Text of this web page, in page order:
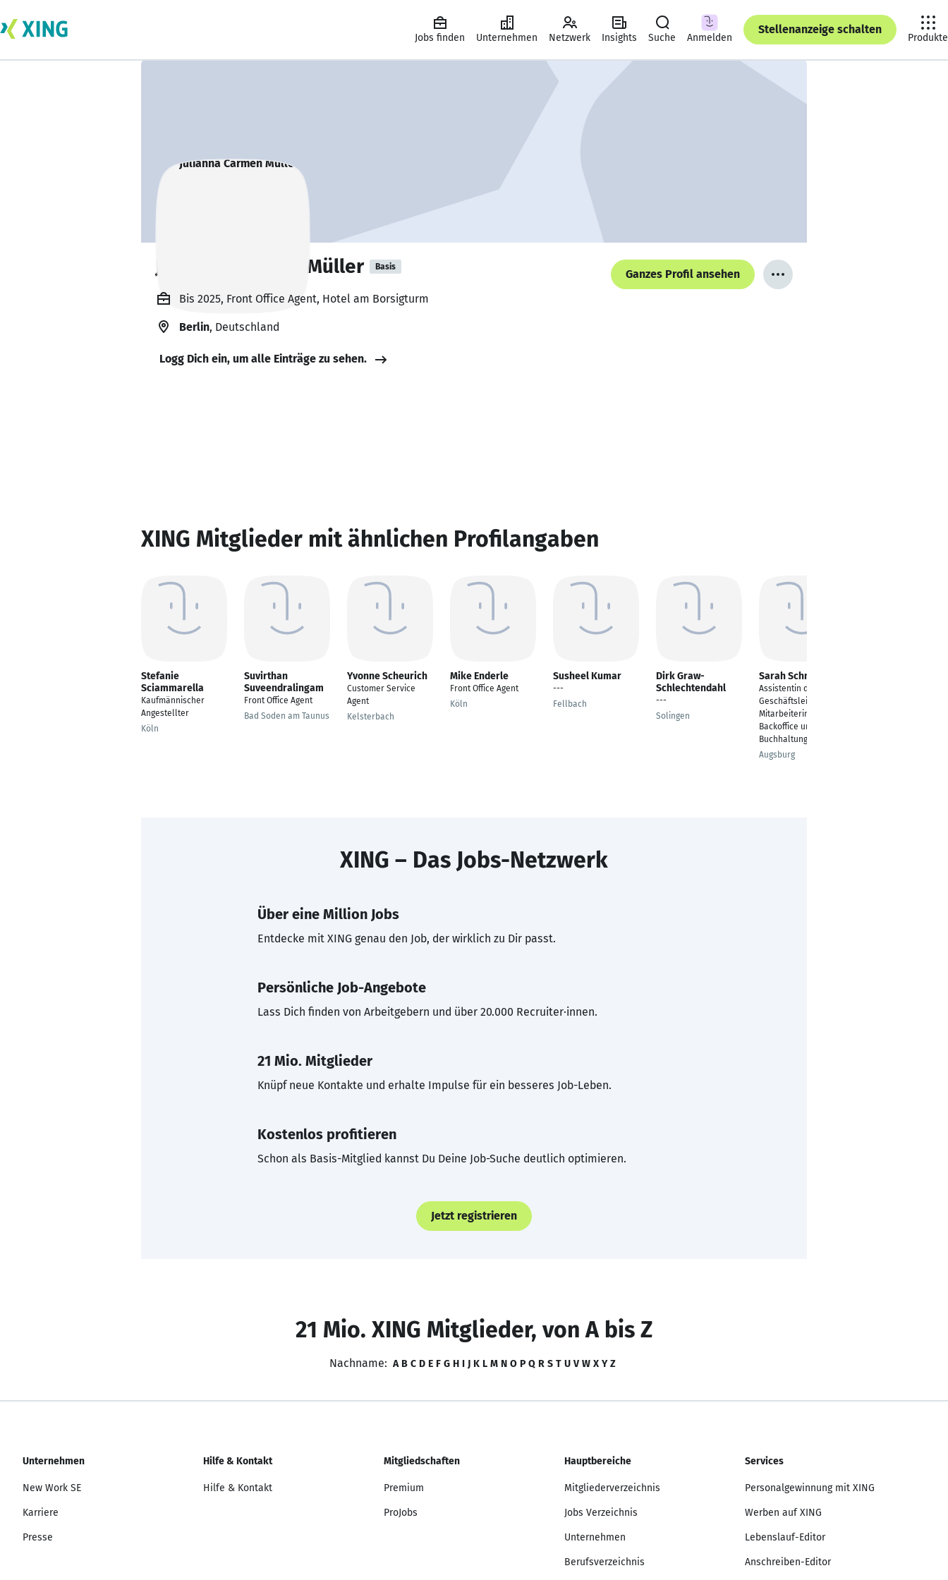
Jobs finden Unternehmen Netzwerk Insights Suche Anmelden
Stellenanzeige schalten
Produkte
Julianna Carmen Müller Basis
Ganzes Profil ansehen
Bis 2025, Front Office Agent, Hotel am Borsigturm
Berlin, Deutschland
Logg Dich ein, um alle Einträge zu sehen.
XING Mitglieder mit ähnlichen Profilangaben
Stefanie
Sciammarella
Kaufmännischer
Angestellter
Köln
Suvirthan
Suveendralingam
Front Office Agent
Bad Soden am Taunus
Yvonne Scheurich
Customer Service
Agent
Kelsterbach
Mike Enderle
Front Office Agent
Köln
Susheel Kumar
---
Fellbach
Dirk Graw-
Schlechtendahl
---
Solingen
Sarah Schneider
Assistentin der
Geschäftsleitung /
Mitarbeiterin
Backoffice und
Buchhaltung
Augsburg
XING – Das Jobs-Netzwerk
Über eine Million Jobs
Entdecke mit XING genau den Job, der wirklich zu Dir passt.
Persönliche Job-Angebote
Lass Dich finden von Arbeitgebern und über 20.000 Recruiter·innen.
21 Mio. Mitglieder
Knüpf neue Kontakte und erhalte Impulse für ein besseres Job-Leben.
Kostenlos profitieren
Schon als Basis-Mitglied kannst Du Deine Job-Suche deutlich optimieren.
Jetzt registrieren
21 Mio. XING Mitglieder, von A bis Z
Nachname: A B C D E F G H I J K L M N O P Q R S T U V W X Y Z
Unternehmen
New Work SE
Karriere
Presse
Hilfe & Kontakt
Hilfe & Kontakt
Mitgliedschaften
Premium
ProJobs
Hauptbereiche
Mitgliederverzeichnis
Jobs Verzeichnis
Unternehmen
Berufsverzeichnis
Services
Personalgewinnung mit XING
Werben auf XING
Lebenslauf-Editor
Anschreiben-Editor